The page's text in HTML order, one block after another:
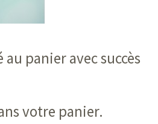
panier avec succès
votre panier.